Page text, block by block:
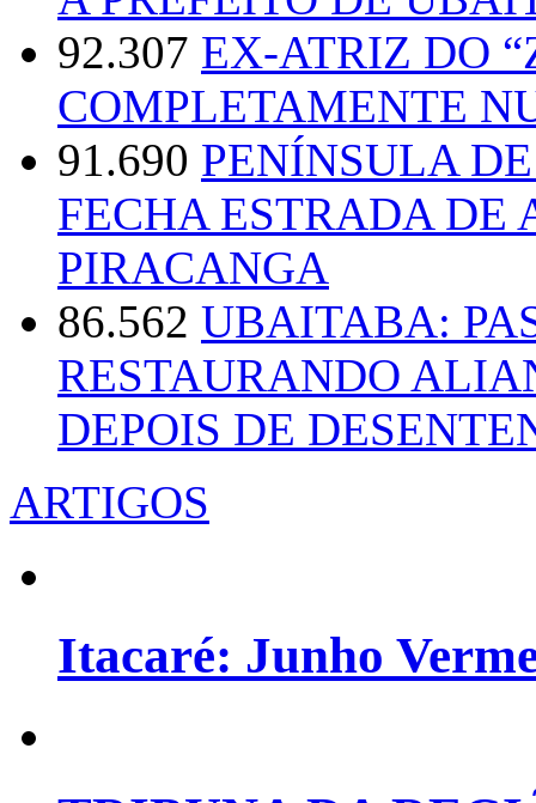
92.307 EX-ATRIZ DO
COMPLETAMENTE
91.690 PENÍNSULA
FECHA ESTRADA DE
PIRACANGA
86.562 UBAITABA:
RESTAURANDO
DEPOIS DE
ARTIGOS
Itacaré: Junho